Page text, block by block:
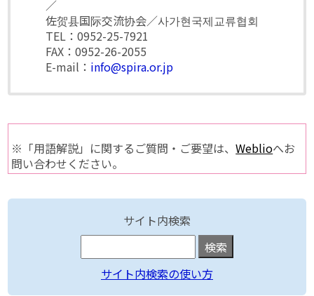
／
佐贺县国际交流协会／사가현국제교류협회
TEL：0952-25-7921
FAX：0952-26-2055
E-mail： info@spira.or.jp
※「用語解説」に関するご質問・ご要望は、Weblioへお
問い合わせください。
サイト内検索
サイト内検索の使い方